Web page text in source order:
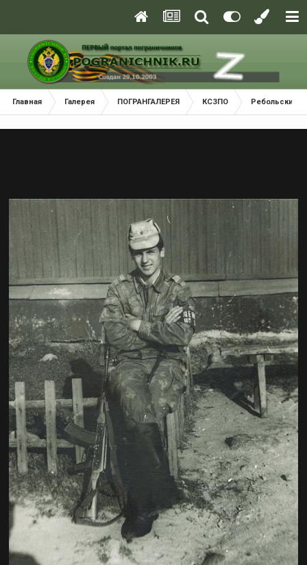
Главная Галерея ПОГРАНГАЛЕРЕЯ КСЗПО Ребольский